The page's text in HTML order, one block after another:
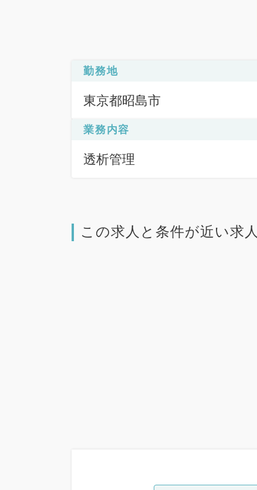
勤務地
東京都昭島市
業務内容
透析管理
この求人と条件が近い求人